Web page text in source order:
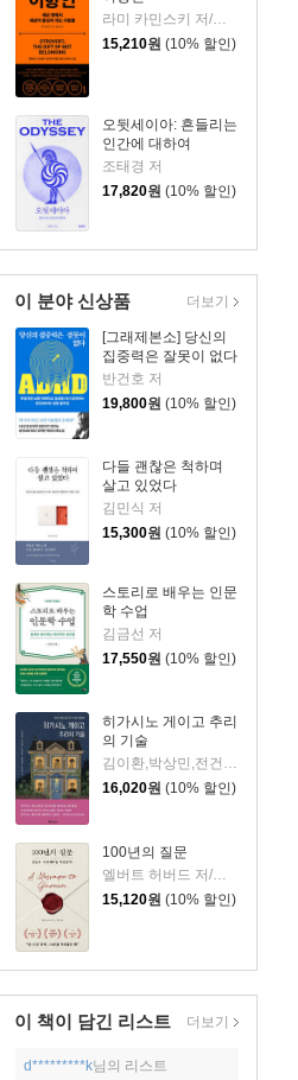
15,210원 (10% 할인)
오뒷세이아: 흔들리는
인간에 대하여
조태경 저
17,820원 (10% 할인)
이 분야 신상품
[그래제본소] 당신의
집중력은 잘못이 없다
반건호 저
19,800원 (10% 할인)
다들 괜찮은 척하며
살고 있었다
김민식 저
15,300원 (10% 할인)
스토리로 배우는 인문
학 수업
김금선 저
17,550원 (10% 할인)
히가시노 게이고 추리
의 기술
김이환,박상민,전건우,정명섭,조동신 저
16,020원 (10% 할인)
100년의 질문
15,120원 (10% 할인)
더보기
이 책이 담긴 리스트 더보기
d*********k님의 리스트